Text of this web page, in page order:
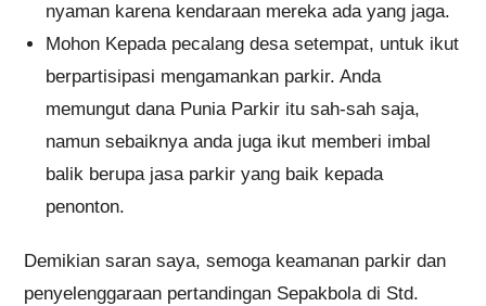
nyaman karena kendaraan mereka ada yang jaga.
Mohon Kepada pecalang desa setempat, untuk ikut
berpartisipasi mengamankan parkir. Anda
memungut dana Punia Parkir itu sah-sah saja,
namun sebaiknya anda juga ikut memberi imbal
balik berupa jasa parkir yang baik kepada
penonton.
Demikian saran saya, semoga keamanan parkir dan
penyelenggaraan pertandingan Sepakbola di Std.